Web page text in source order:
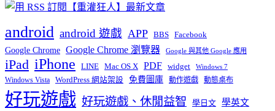
android android 遊戲 APP BBS Facebook
Google Chrome Google Chrome 瀏覽器 Google 與其他 Google 應用
iPad iPhone LINE Mac OS X PDF widget Windows 7
Windows Vista WordPress 網站架設 免費圖庫 動作遊戲 動態桌布
好玩遊戲 好玩遊戲、休閒益智 學日文 學英文